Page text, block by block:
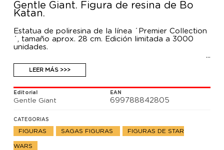
Gentle Giant. Figura de resina de Bo
Katan.
Estatua de poliresina de la línea ´Premier Collection
´, tamaño aprox. 28 cm. Edición limitada a 3000
unidades.
LEER MÁS >>>
Editorial
Gentle Giant
EAN
699788842805
CATEGORIAS
FIGURAS SAGAS FIGURAS FIGURAS DE STAR
WARS